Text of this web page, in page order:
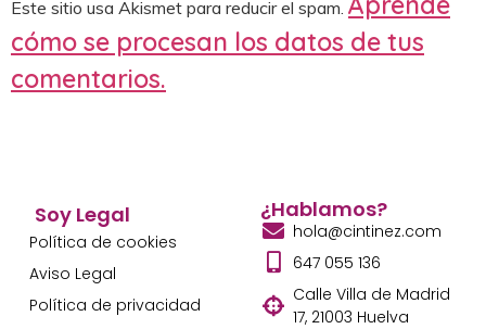
Este sitio usa Akismet para reducir el spam.
cómo se procesan los datos de tus
comentarios.
Soy Legal
Política de cookies
Aviso Legal
Política de privacidad
¿Hablamos?
hola@cintinez.com
647 055 136
Calle Villa de Madrid
17, 21003 Huelva